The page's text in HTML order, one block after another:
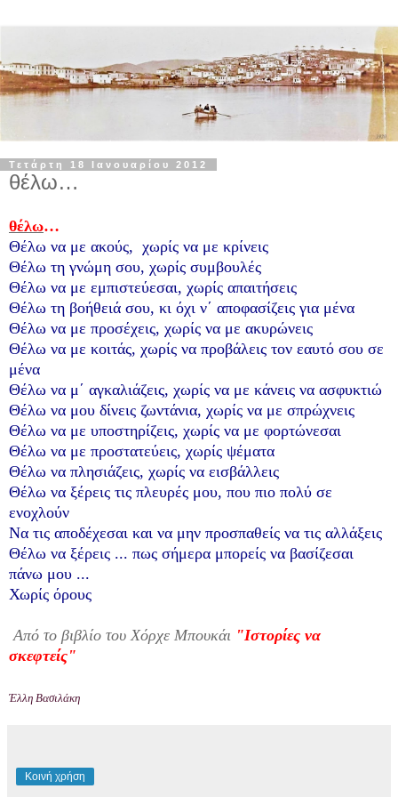
Τετάρτη 18 Ιανουαρίου 2012
θέλω…
θέλω…
Θέλω να με ακούς, χωρίς να με κρίνεις
Θέλω τη γνώμη σου, χωρίς συμβουλές
Θέλω να με εμπιστεύεσαι, χωρίς απαιτήσεις
Θέλω τη βοήθειά σου, κι όχι ν΄ αποφασίζεις για μένα
Θέλω να με προσέχεις, χωρίς να με ακυρώνεις
Θέλω να με κοιτάς, χωρίς να προβάλεις τον εαυτό σου σε
μένα
Θέλω να μ΄ αγκαλιάζεις, χωρίς να με κάνεις να ασφυκτιώ
Θέλω να μου δίνεις ζωντάνια, χωρίς να με σπρώχνεις
Θέλω να με υποστηρίζεις, χωρίς να με φορτώνεσαι
Θέλω να με προστατεύεις, χωρίς ψέματα
Θέλω να πλησιάζεις, χωρίς να εισβάλλεις
Θέλω να ξέρεις τις πλευρές μου, που πιο πολύ σε
ενοχλούν
Να τις αποδέχεσαι και να μην προσπαθείς να τις αλλάξεις
Θέλω να ξέρεις ... πως σήμερα μπορείς να βασίζεσαι
πάνω μου ...
Χωρίς όρους
Από το βιβλίο του Χόρχε Μπουκάι "Ιστορίες να
σκεφτείς"
Έλλη Βασιλάκη
Κοινή χρήση